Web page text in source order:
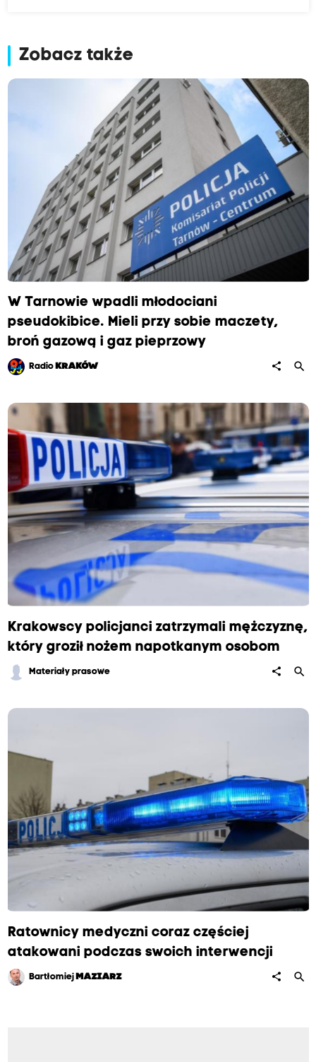
Zobacz także
W Tarnowie wpadli młodociani
pseudokibice. Mieli przy sobie maczety,
broń gazową i gaz pieprzowy
Radio KRAKÓW share search
Krakowscy policjanci zatrzymali mężczyznę,
który groził nożem napotkanym osobom
Materiały prasowe share search
Ratownicy medyczni coraz częściej
atakowani podczas swoich interwencji
Bartłomiej MAZIARZ share search